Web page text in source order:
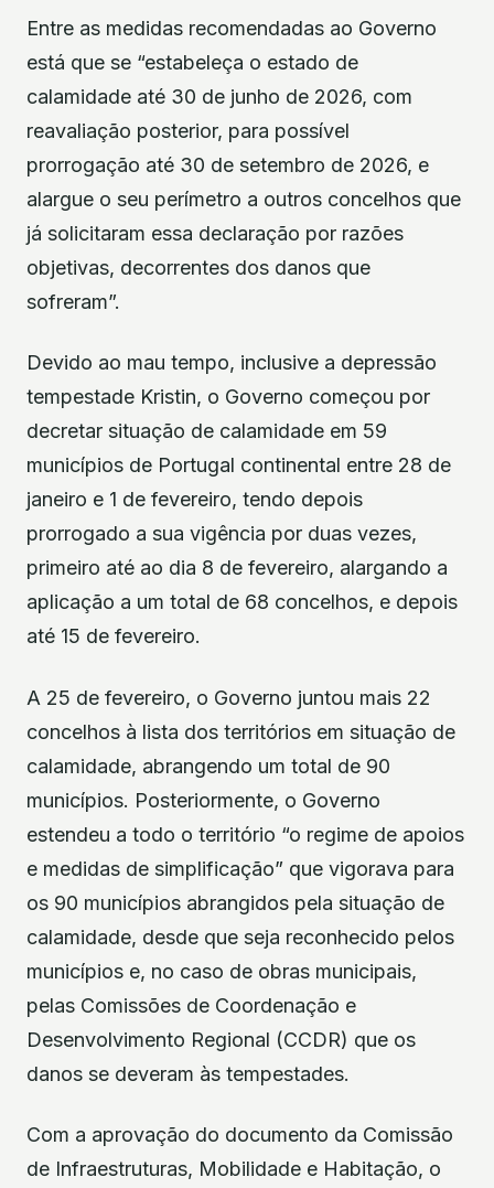
Entre as medidas recomendadas ao Governo
está que se “estabeleça o estado de
calamidade até 30 de junho de 2026, com
reavaliação posterior, para possível
prorrogação até 30 de setembro de 2026, e
alargue o seu perímetro a outros concelhos que
já solicitaram essa declaração por razões
objetivas, decorrentes dos danos que
sofreram”.
Devido ao mau tempo, inclusive a depressão
tempestade Kristin, o Governo começou por
decretar situação de calamidade em 59
municípios de Portugal continental entre 28 de
janeiro e 1 de fevereiro, tendo depois
prorrogado a sua vigência por duas vezes,
primeiro até ao dia 8 de fevereiro, alargando a
aplicação a um total de 68 concelhos, e depois
até 15 de fevereiro.
A 25 de fevereiro, o Governo juntou mais 22
concelhos à lista dos territórios em situação de
calamidade, abrangendo um total de 90
municípios. Posteriormente, o Governo
estendeu a todo o território “o regime de apoios
e medidas de simplificação” que vigorava para
os 90 municípios abrangidos pela situação de
calamidade, desde que seja reconhecido pelos
municípios e, no caso de obras municipais,
pelas Comissões de Coordenação e
Desenvolvimento Regional (CCDR) que os
danos se deveram às tempestades.
Com a aprovação do documento da Comissão
de Infraestruturas, Mobilidade e Habitação, o